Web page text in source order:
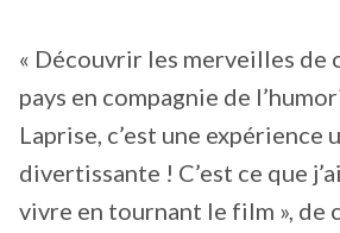
« Découvrir les merveilles de
pays en compagnie de
Laprise, c’est une expérience
divertissante ! C’est ce que
vivre en tournant le film », de